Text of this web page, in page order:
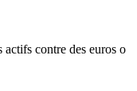
contre des euros o